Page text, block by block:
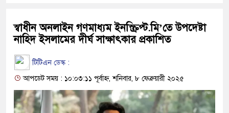
স্বাধীন অনলাইন গণমাধ্যম ইনস্ক্রিপ্ট.মি’তে উপদেষ্টা
নাহিদ ইসলামের দীর্ঘ সাক্ষাৎকার প্রকাশিত
টিটিএন ডেস্ক :
আপডেট সময় : ১০:০৩:১১ পূর্বাহ্ন, শনিবার, ৮ ফেব্রুয়ারী ২০২৫